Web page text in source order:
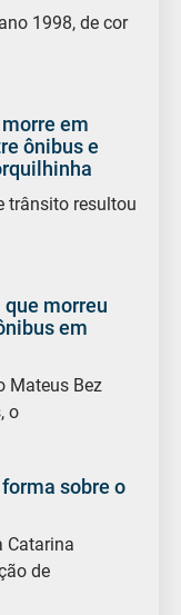
1998, de cor
em
ônibus e
trânsito resultou
morreu
em
Mateus Bez
o
sobre o
Catarina
de